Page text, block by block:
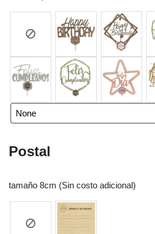
Postal
tamaño 8cm (Sin costo adicional)